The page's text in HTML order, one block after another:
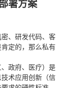
署方案
、研发代码、客
定的，那么私有
政府、医疗）是
术应用创新（信